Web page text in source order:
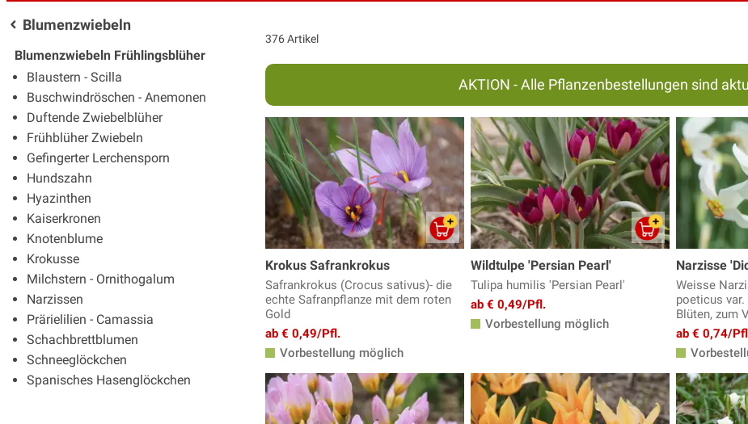
Blumenzwiebeln
Blumenzwiebeln Frühlingsblüher
Blaustern - Scilla
Buschwindröschen - Anemonen
Duftende Zwiebelblüher
Frühblüher Zwiebeln
Gefingerter Lerchensporn
Hundszahn
Hyazinthen
Kaiserkronen
Knotenblume
Krokusse
Milchstern - Ornithogalum
Narzissen
Prärielilien - Camassia
Schachbrettblumen
Schneeglöckchen
Spanisches Hasenglöckchen
376 Artikel
AKTION - Alle Pflanzenbestellungen sind
Krokus Safrankrokus
Safrankrokus (Crocus sativus)- die
echte Safranpflanze mit dem roten
Gold
ab € 0,49/Pfl.
Vorbestellung möglich
Wildtulpe 'Persian Pearl'
Tulipa humilis 'Persian Pearl'
ab € 0,49/Pfl.
Vorbestellung möglich
Narzisse
Weisse
poeticus
Blüten, zum
ab € 0,74/